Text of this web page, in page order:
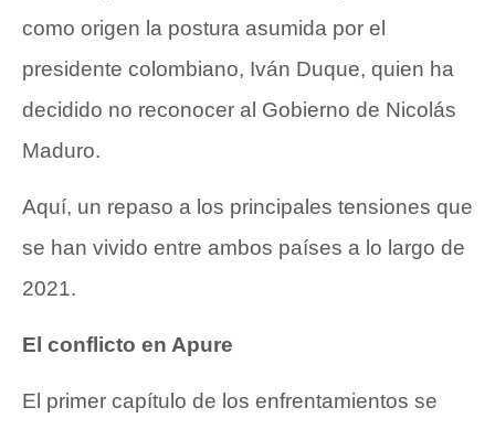
como origen la postura asumida por el
presidente colombiano, Iván Duque, quien ha
decidido no reconocer al Gobierno de Nicolás
Maduro.
Aquí, un repaso a los principales tensiones que
se han vivido entre ambos países a lo largo de
2021.
El conflicto en Apure
El primer capítulo de los enfrentamientos se